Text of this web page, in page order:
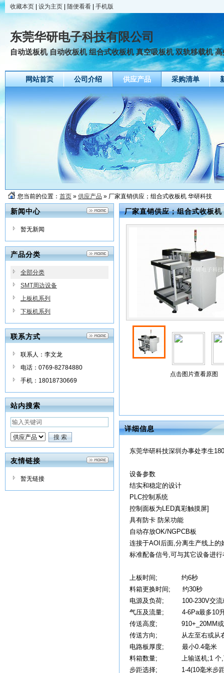
收藏本页 设为主页 随便看看 手机版
东莞华研电子科技有限公司
自动送板机 自动收板机 组合式收板机 真空吸板机 双轨移载机
网站首页 公司介绍 供应产品 采购清单
您当前的位置： 首页 » 供应产品 » 厂家直销供应；组合式收板机 华研科技
新闻中心
暂无新闻
产品分类
全部分类
SMT周边设备
上板机系列
下板机系列
联系方式
联系人：李文龙
电话：0769-82784880
手机：18018730669
站内搜索
友情链接
暂无链接
厂家直销供应；组合式收板
点击图片查看原图
详细信息
东莞华研科技深圳办事处李生
设备参数
结实和稳定的设计
PLC控制系统
控制面板为LED真彩触摸屏]
具有防卡 防呆功能
自动存放OK/NGPCB板
连接于AOI后面,分离生产线上的
标准配备信号,可与其它设备进
上板时间; 约6秒
料箱更换时间; 约30秒
电源及负荷; 100-230V交流
气压及流量; 4-6Pa最多10
传送高度; 910+_20MM或
传送方向; 从左至右或从
电路板厚度; 最小0.4毫米
料箱数量; 上输送机;1 个,下
步距选择; 1-4(10毫米步